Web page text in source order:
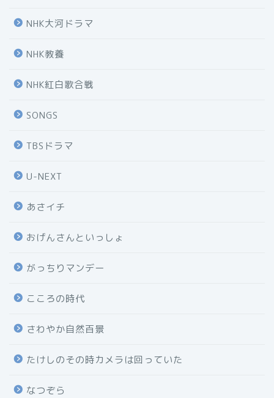
NHK大河ドラマ
NHK教養
NHK紅白歌合戦
SONGS
TBSドラマ
U-NEXT
あさイチ
おげんさんといっしょ
がっちりマンデー
こころの時代
さわやか自然百景
たけしのその時カメラは回っていた
なつぞら